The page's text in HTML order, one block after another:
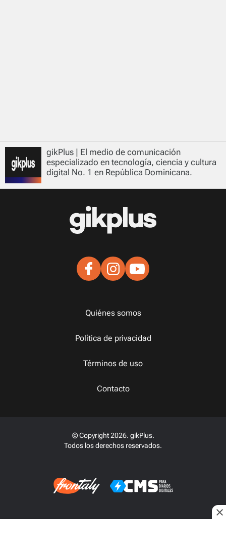
gikPlus | El medio de comunicación
especializado en tecnología, ciencia y cultura
digital No. 1 en República Dominicana.
Quiénes somos
Política de privacidad
Términos de uso
Contacto
© Copyright 2026. gikPlus.
Todos los derechos reservados.